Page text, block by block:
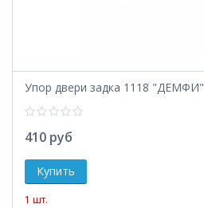
Упор двери задка 1118 "ДЕМФИ"
410 руб
1 шт.